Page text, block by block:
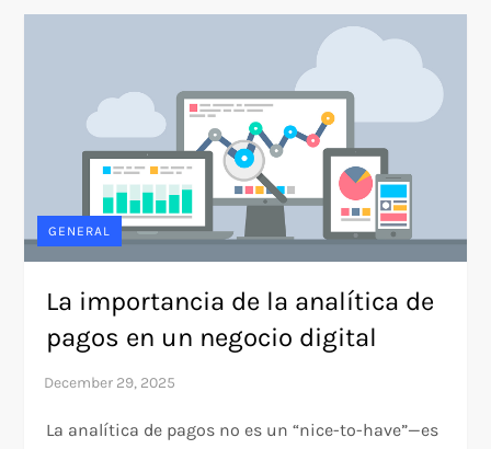
GENERAL
La importancia de la analítica de
pagos en un negocio digital
La analítica de pagos no es un “nice-to-have”—es